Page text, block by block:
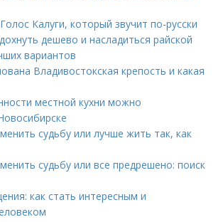
Калуги, который звучит по-русски
дешево и насладиться райской
вариантов
Владивостокская крепость и какая
местной кухни можно
судьбу или лучше жить так, как
судьбу или все предрешено: поиск
как стать интересным и